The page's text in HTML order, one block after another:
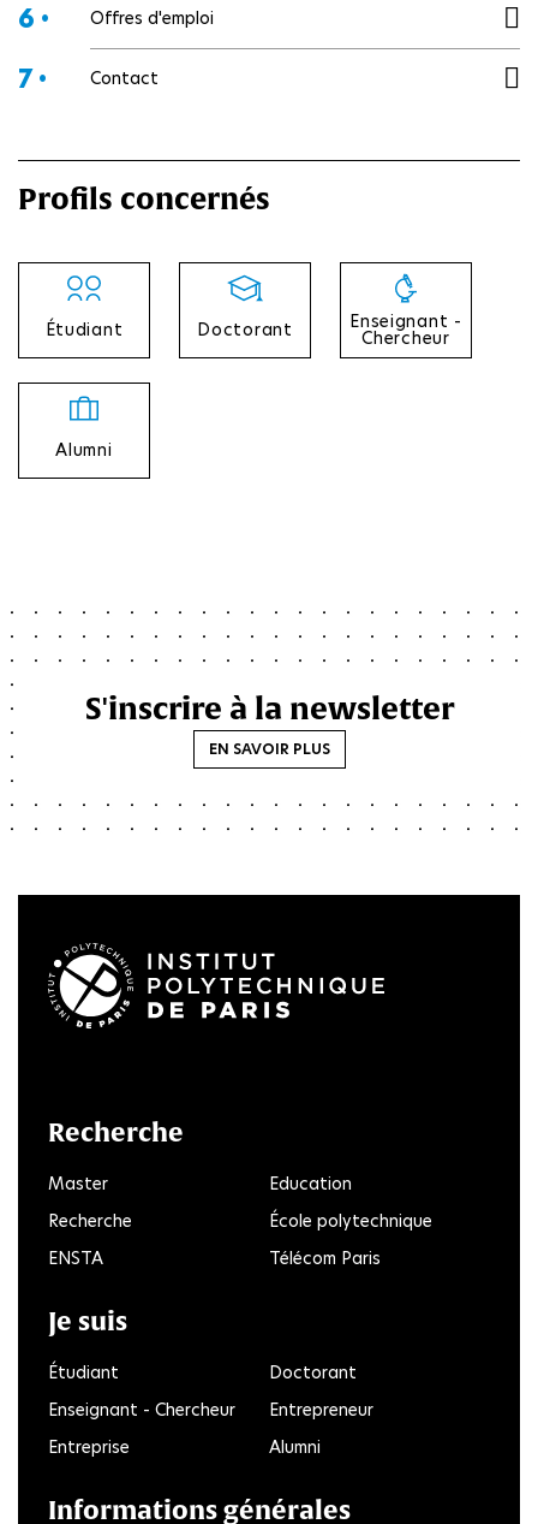
6 • Offres d'emploi
7 • Contact
Profils concernés
Étudiant Doctorant Enseignant -
Chercheur
Alumni
S'inscrire à la newsletter
EN SAVOIR PLUS
Recherche
Master
Education
Recherche
École polytechnique
ENSTA
Télécom Paris
Je suis
Étudiant
Doctorant
Enseignant - Chercheur
Entrepreneur
Entreprise
Alumni
Informations générales